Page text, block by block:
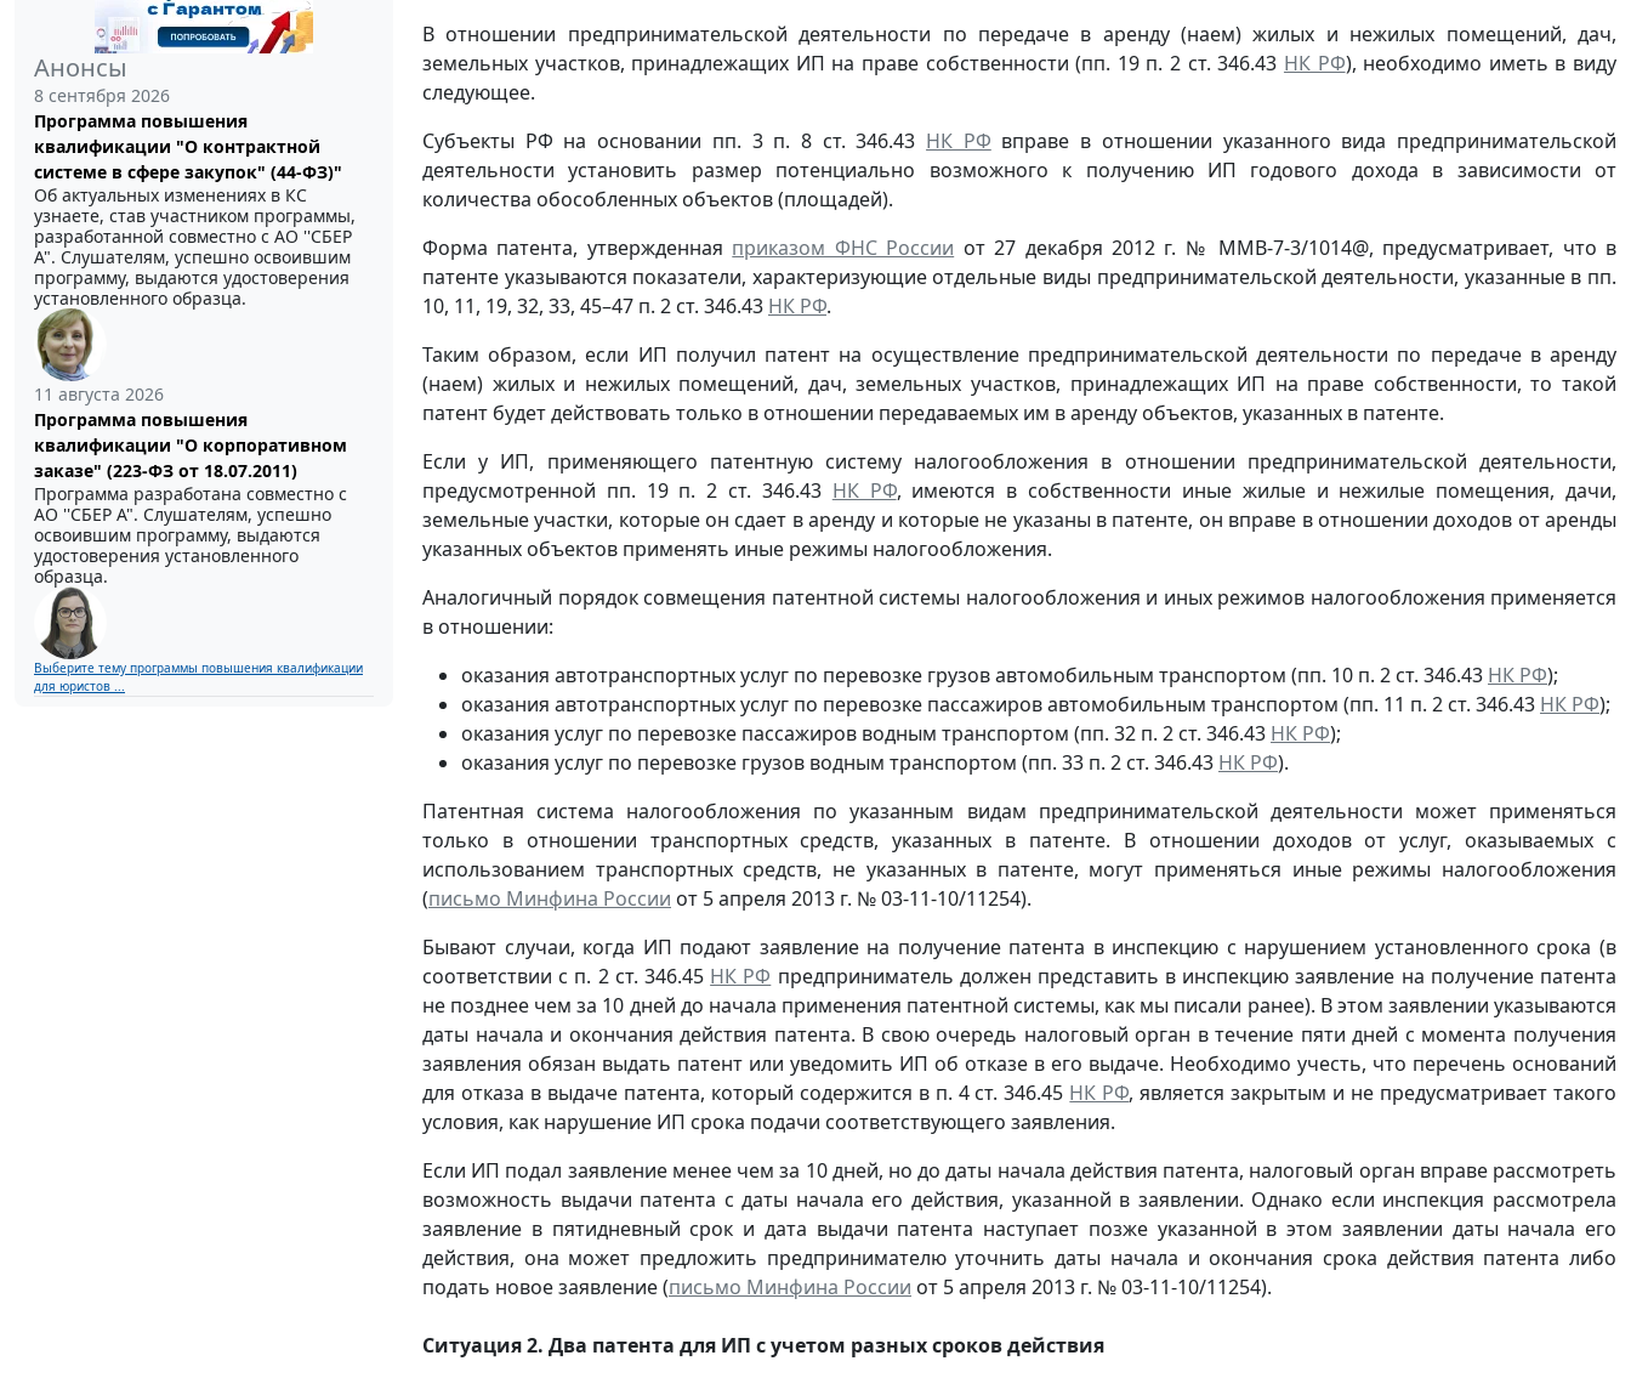
Анонсы
8 сентября 2026
Программа повышения
квалификации "О контрактной
системе в сфере закупок" (44-ФЗ)"
Об актуальных изменениях в КС
узнаете, став участником программы,
разработанной совместно с АО ''СБЕР
А". Слушателям, успешно освоившим
программу, выдаются удостоверения
установленного образца.
11 августа 2026
Программа повышения
квалификации "О корпоративном
заказе" (223-ФЗ от 18.07.2011)
Программа разработана совместно с
АО ''СБЕР А". Слушателям, успешно
освоившим программу, выдаются
удостоверения установленного
образца.
Выберите тему программы повышения квалификации
для юристов ...
В отношении предпринимательской деятельности по передаче в аренду (наем) жилых и нежилых помещений, дач,
земельных участков, принадлежащих ИП на праве собственности (пп. 19 п. 2 ст. 346.43 НК РФ), необходимо иметь в виду
следующее.
Субъекты РФ на основании пп. 3 п. 8 ст. 346.43 НК РФ вправе в отношении указанного вида предпринимательской
деятельности установить размер потенциально возможного к получению ИП годового дохода в зависимости от
количества обособленных объектов (площадей).
Форма патента, утвержденная приказом ФНС России от 27 декабря 2012 г. № ММВ-7-3/1014@, предусматривает, что в
патенте указываются показатели, характеризующие отдельные виды предпринимательской деятельности, указанные в пп.
10, 11, 19, 32, 33, 45–47 п. 2 ст. 346.43 НК РФ.
Таким образом, если ИП получил патент на осуществление предпринимательской деятельности по передаче в аренду
(наем) жилых и нежилых помещений, дач, земельных участков, принадлежащих ИП на праве собственности, то такой
патент будет действовать только в отношении передаваемых им в аренду объектов, указанных в патенте.
Если у ИП, применяющего патентную систему налогообложения в отношении предпринимательской деятельности,
предусмотренной пп. 19 п. 2 ст. 346.43 НК РФ, имеются в собственности иные жилые и нежилые помещения, дачи,
земельные участки, которые он сдает в аренду и которые не указаны в патенте, он вправе в отношении доходов от аренды
указанных объектов применять иные режимы налогообложения.
Аналогичный порядок совмещения патентной системы налогообложения и иных режимов налогообложения применяется
в отношении:
оказания автотранспортных услуг по перевозке грузов автомобильным транспортом (пп. 10 п. 2 ст. 346.43 НК РФ);
оказания автотранспортных услуг по перевозке пассажиров автомобильным транспортом (пп. 11 п. 2 ст. 346.43 НК РФ);
оказания услуг по перевозке пассажиров водным транспортом (пп. 32 п. 2 ст. 346.43 НК РФ);
оказания услуг по перевозке грузов водным транспортом (пп. 33 п. 2 ст. 346.43 НК РФ).
Патентная система налогообложения по указанным видам предпринимательской деятельности может применяться
только в отношении транспортных средств, указанных в патенте. В отношении доходов от услуг, оказываемых с
использованием транспортных средств, не указанных в патенте, могут применяться иные режимы налогообложения
(письмо Минфина России от 5 апреля 2013 г. № 03-11-10/11254).
Бывают случаи, когда ИП подают заявление на получение патента в инспекцию с нарушением установленного срока (в
соответствии с п. 2 ст. 346.45 НК РФ предприниматель должен представить в инспекцию заявление на получение патента
не позднее чем за 10 дней до начала применения патентной системы, как мы писали ранее). В этом заявлении указываются
даты начала и окончания действия патента. В свою очередь налоговый орган в течение пяти дней с момента получения
заявления обязан выдать патент или уведомить ИП об отказе в его выдаче. Необходимо учесть, что перечень оснований
для отказа в выдаче патента, который содержится в п. 4 ст. 346.45 НК РФ, является закрытым и не предусматривает такого
условия, как нарушение ИП срока подачи соответствующего заявления.
Если ИП подал заявление менее чем за 10 дней, но до даты начала действия патента, налоговый орган вправе рассмотреть
возможность выдачи патента с даты начала его действия, указанной в заявлении. Однако если инспекция рассмотрела
заявление в пятидневный срок и дата выдачи патента наступает позже указанной в этом заявлении даты начала его
действия, она может предложить предпринимателю уточнить даты начала и окончания срока действия патента либо
подать новое заявление (письмо Минфина России от 5 апреля 2013 г. № 03-11-10/11254).
Ситуация 2. Два патента для ИП с учетом разных сроков действия